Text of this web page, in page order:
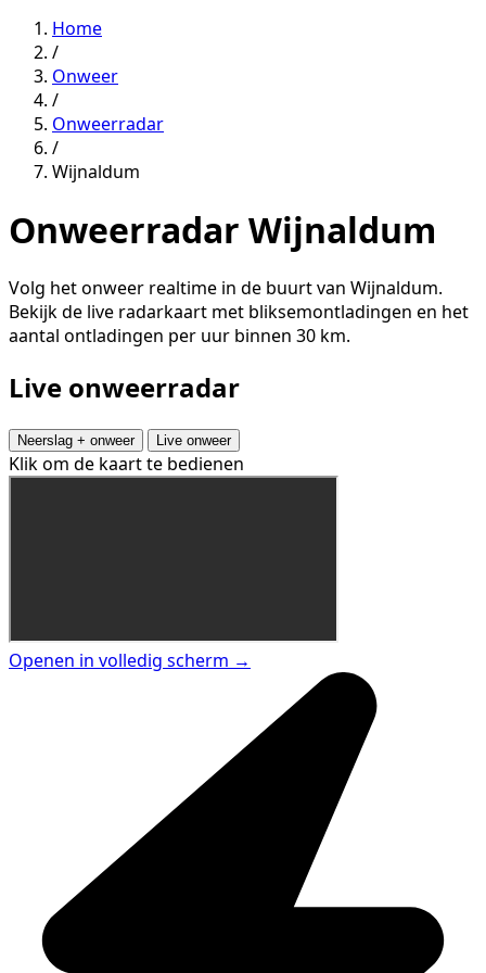
Home
/
Onweer
/
Onweerradar
/
Wijnaldum
Onweerradar Wijnaldum
Volg het onweer realtime in de buurt van Wijnaldum.
Bekijk de live radarkaart met bliksemontladingen en het
aantal ontladingen per uur binnen 30 km.
Live onweerradar
Neerslag + onweer Live onweer
Klik om de kaart te bedienen
Openen in volledig scherm →